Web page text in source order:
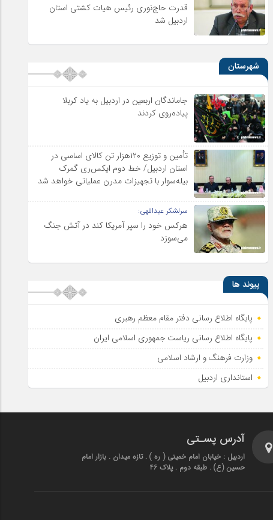
قدرت حاج‌نوری رئیس هیات کشتی استان
اردبیل شد
شهرستان
جاماندگان اربعین در اردبیل به یاد کربلا
پیاده‌روی کردند
تأمین و توزیع ۱۲۰هزار تن کالای اساسی در
استان اردبیل/ خط دوم ایکس‌ری گمرک
بیله‌سوار با تجهیزات مدرن عملیاتی خواهد شد
سرلشکر عبداللهی:
هرکس خود را سپر آمریکا کند در آتش جنگ
می‌سوزد
پیوند ها
پایگاه اطلاع رسانی دفتر مقام معظم رهبری
پایگاه اطلاع‌ رسانی ریاست‌ جمهوری اسلامی ایران
وزارت فرهنگ و ارشاد اسلامی
استانداری اردبیل
آدرس پسـتی
اردبیل : خیابان امام خمینی ( ره ) . تازه میدان . بازار امام
حسین (ع) . طبقه دوم . پلاک 46